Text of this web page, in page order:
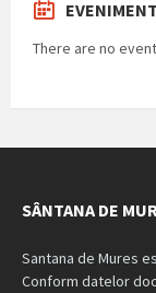
There are no
SÂNTANA DE
Santana de Mures
Conform datelor